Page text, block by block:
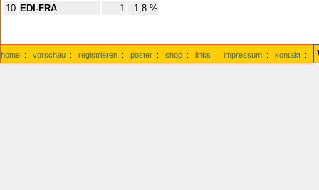
10 EDI-FRA 1 1,8 %
home : vorschau : registrieren : poster : shop : links : impressum : kontakt :